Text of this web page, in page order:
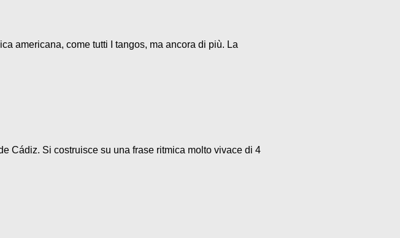
americana, come tutti I tangos, ma ancora di più. La
Cádiz. Si costruisce su una frase ritmica molto vivace di 4